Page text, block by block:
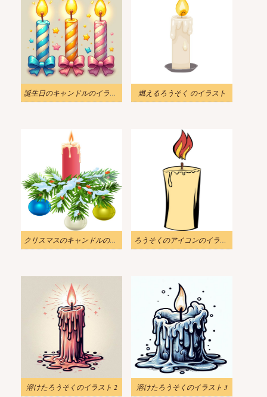
誕生日のキャンドルのイラスト 2 燃えるろうそく のイラスト
クリスマスのキャンドルのイラスト ろうそくのアイコンのイラスト
溶けたろうそくのイラスト 2 溶けたろうそくのイラスト 3